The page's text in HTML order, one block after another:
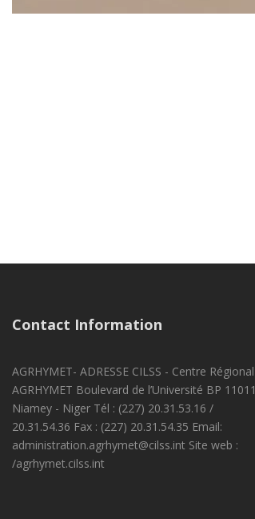
Contact Information
AGRHYMET- ADRESSE CILSS - Centre Régional
AGRHYMET Boulevard de l’Université BP 11011
Niamey - Niger Tél : (227) 20.31.53.16 /
20.31.54.36 Fax : (227) 20.31.54.35 Email:
administration.agrhymet@cilss.int Site web :
/agrhymet.cilss.int